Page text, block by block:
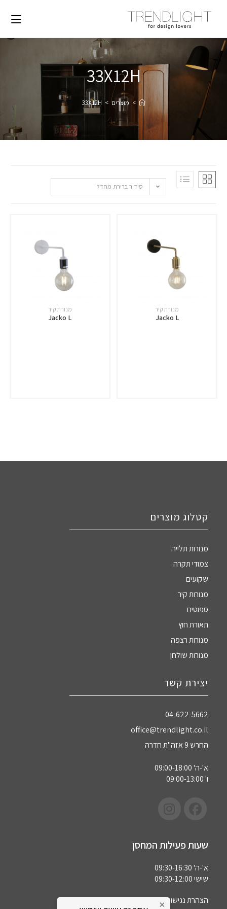
33X12H
> מוצרים >
33X12H
סידור ברירת מחדל
מנורת קיר
Jacko L
מנורת קיר
Jacko L
קטלוג מוצרים
מנורות תלייה
צמודי תקרה
שקועים
מנורות קיר
ספוטים
תאורת חוץ
מנורות רצפה
מנורות שולחן
יצירת קשר
04-622-5662‏
office@trendlight.co.il
החרש 9 אזה"ת חדרה
א'-ה' 09:00-18:00
ו' 09:00-13:00
שעות פעילות המחסן
א'-ה' 09:30-16:30
שישי 09:30-12:00
הצהרת נגישות×